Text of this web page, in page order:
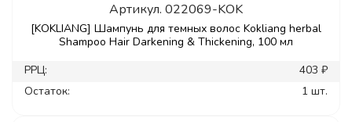
Артикул. 022069-KOK
[KOKLIANG] Шампунь для темных волос Kokliang herbal
Shampoo Hair Darkening & Thickening, 100 мл
РРЦ:
403 ₽
Остаток:
1 шт.